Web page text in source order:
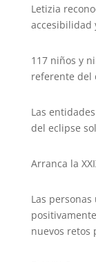
Letizia
accesibilidad
117 niños y
referente del
Las
del eclipse
Arranca la
Las personas
nuevos retos